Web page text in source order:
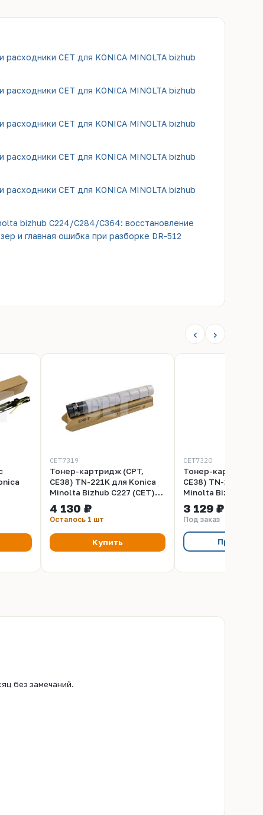
расходники CET для KONICA MINOLTA bizhub
расходники CET для KONICA MINOLTA bizhub
расходники CET для KONICA MINOLTA bizhub
расходники CET для KONICA MINOLTA bizhub
расходники CET для KONICA MINOLTA bizhub
bizhub C224/C284/C364: восстановление
и главная ошибка при разборке DR-512
‹ ›
(CET)
CET7319
Тонер-картридж (CPT,
CE38) TN-221K для Konica
Minolta Bizhub C227 (CET)
Black, 579г, CET7319
4 130 ₽
Осталось 1 шт
Купить
CET7320
Тонер-картридж
CE38) TN-221C
Minolta Bizhub
Cyan, 467г,
3 129 ₽
Под заказ
без замечаний.